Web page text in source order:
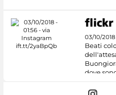
03/10/2018
Beati
dove